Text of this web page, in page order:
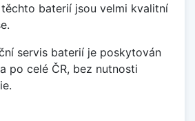
baterií jsou velmi kvalitní
servis baterií je poskytován
po celé ČR, bez nutnosti